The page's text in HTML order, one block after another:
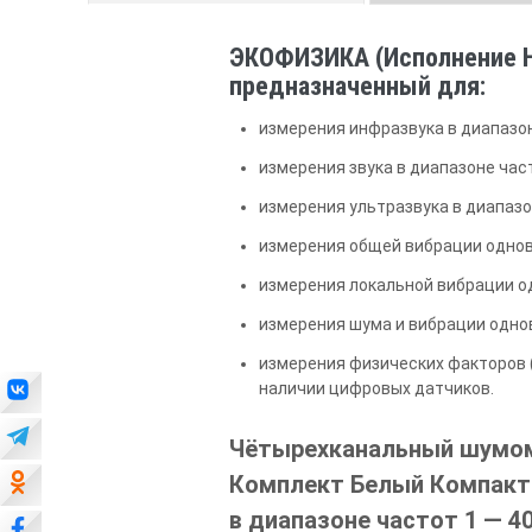
ЭКОФИЗИКА (Исполнение
предназначенный для:
измерения инфразвука в
измерения звука в диапазоне
измерения ультразвука в
измерения общей вибрации
измерения локальной вибрации
измерения шума и вибрации
измерения физических
наличии цифровых датчиков.
Чётырехканальный
Комплект Белый Компакт
в диапазоне частот 1 —